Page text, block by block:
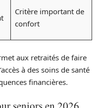
Critère important de
confort
aux retraités de faire
à des soins de santé
financières.